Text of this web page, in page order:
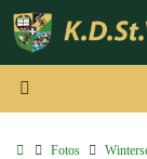
Zum
Inhalt
springen
StartFotos